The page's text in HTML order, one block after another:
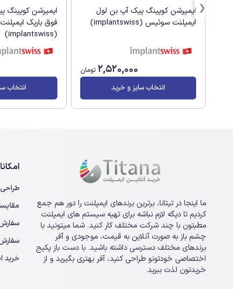
ایمپرشن کوپینگ پیک آپ بن لول
ایمپلنت سوئیس (implantswiss)
2,520,000 تومان
انتخاب سایز و خرید
ایمپرشن کوپینگ
فوق باریک
(implantswiss)
انتخاب
ما اینجا در تیتانا، برترین برندهای ایمپلنت را دور هم جمع
کردیم تا دیگه لازم نباشه برای تهیه سیستم های ایمپلنت
مطبتون با چند شرکت مختلف کار کنید. شما میتونید با
چشم باز به صورت آنلاین به قیمت، موجودی و آفر
برندهای مختلف دسترسی داشته باشید. با دست باز پکیج
اختصاصی خودتونو طراحی کنید، آفر بهتری بگیرید و از
خریدتون لذت ببرید.
خرید